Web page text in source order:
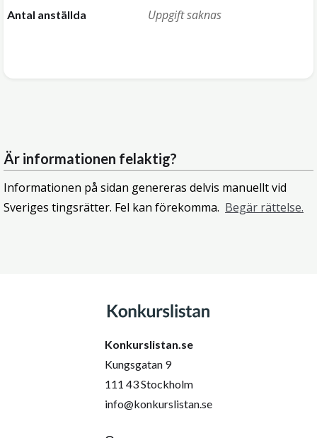
Antal anställda Uppgift saknas
Är informationen felaktig?
Informationen på sidan genereras delvis manuellt vid
Sveriges tingsrätter. Fel kan förekomma. Begär rättelse.
Konkurslistan.se
Kungsgatan 9
111 43 Stockholm
info@konkurslistan.se